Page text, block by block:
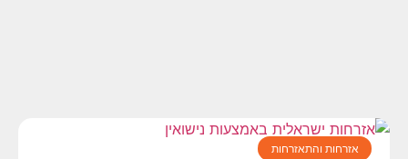
אזרחות והתאזרחות